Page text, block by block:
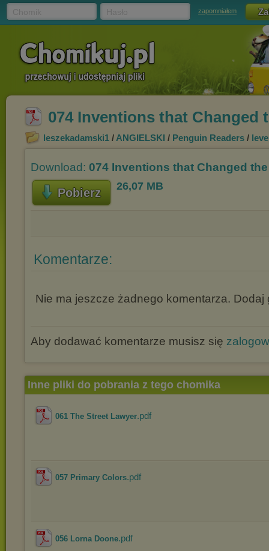
zapomniałem
074 Inventions that Changed
leszekadamski1 / ANGIELSKI / Penguin Readers /
Download: 074 Inventions that Changed
Pobierz 26,07 MB
Komentarze:
Nie ma jeszcze żadnego komentarza. Dodaj
Aby dodawać komentarze musisz się
Inne pliki do pobrania z tego chomika
061 The Street Lawyer.pdf
057 Primary Colors.pdf
056 Lorna Doone.pdf